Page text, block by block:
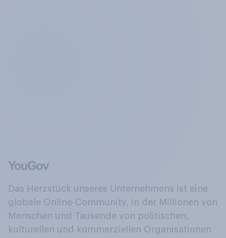
Das Herzstück unseres Unternehmens ist eine
globale Online-Community, in der Millionen von
Menschen und Tausende von politischen,
kulturellen und kommerziellen Organisationen